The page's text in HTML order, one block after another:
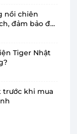
có
đáp ứng nhu
mát giải
nồi chiên
đảm bảo độ
Tiger Nhật
trước khi mua